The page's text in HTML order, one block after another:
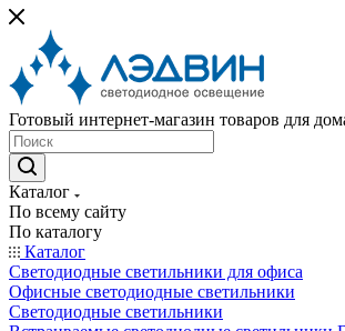
Готовый интернет-магазин товаров для
Каталог
По всему сайту
По каталогу
Каталог
Светодиодные светильники для офиса
Офисные светодиодные светильники
Светодиодные светильники